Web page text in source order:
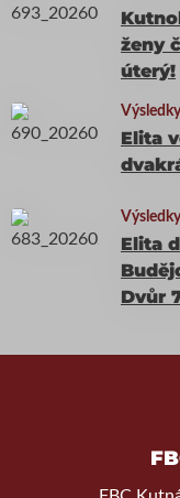
ženy
úterý!
Elita
Elita
Dvůr